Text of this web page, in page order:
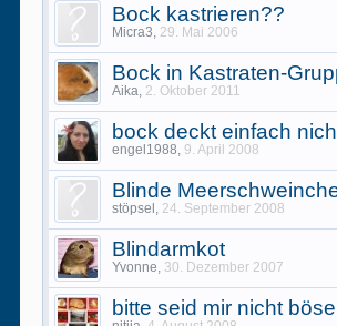
Bock kastrieren??
Micra3, 29. Mai 2006
Bock in Kastraten-
Aika, 2. Oktober 2011
bock deckt einfach
engel1988, 9. April 2008
Blinde
stöpsel , 24. September 2008
Blindarmkot
Yvonne, 30. Dezember 2007
bitte seid mir nicht